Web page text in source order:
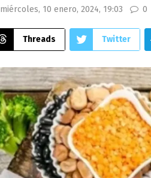
miércoles, 10 enero, 2024, 19:03 0
Threads Twitter